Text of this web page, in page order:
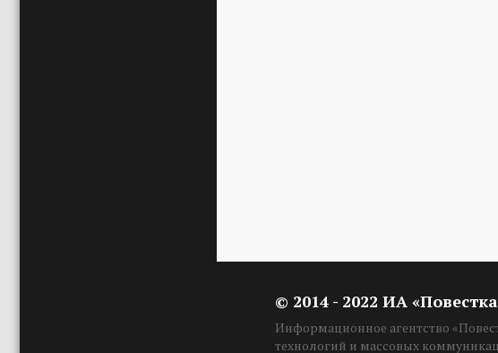
© 2014 - 2022 ИА
Информационное агентство
технологий и массовых